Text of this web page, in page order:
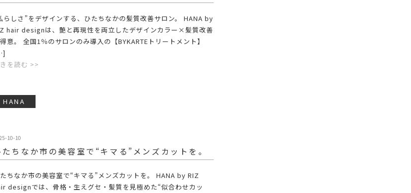
らしさ”をデザインする、ひたちなかの髪質改善サロン。 HANA by
hair designは、艶と再現性を両立したデザインカラー×髪質改善
意。 全国1％のサロンのみ導入の【BYKARTEトリートメント】
を読む >>
HANA
10-10
たちなか市の美容室で“キマる”メンズカットを。
ちなか市の美容室で“キマる”メンズカットを。 HANA by RIZ
designでは、骨格・生えグセ・髪質を見極めた“似合わせカッ